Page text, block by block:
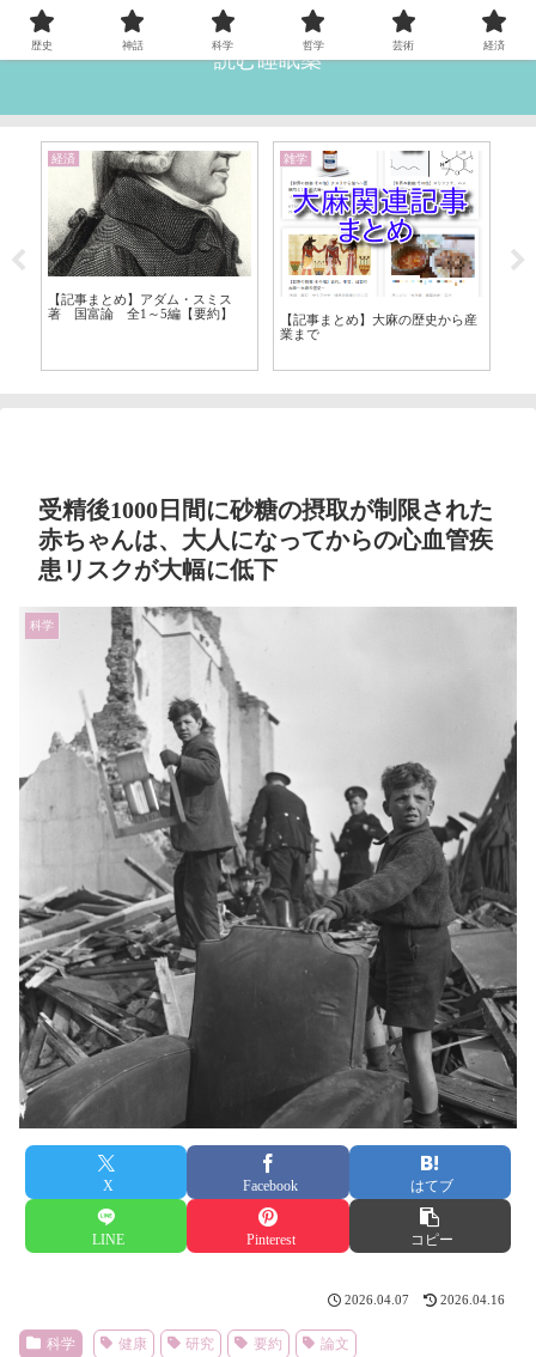
読む睡眠薬
経済
【記事まとめ】アダム・スミス
著 国富論 全1～5編【要約】
雑学
【記事まとめ】大麻の歴史から産
業まで
受精後1000日間に砂糖の摂取が制限された
赤ちゃんは、大人になってからの心血管疾
患リスクが大幅に低下
科学
X Facebook はてブ
LINE Pinterest コピー
2026.04.07 2026.04.16
科学 健康 研究 要約 論文
歴史 神話 科学 哲学 芸術 経済